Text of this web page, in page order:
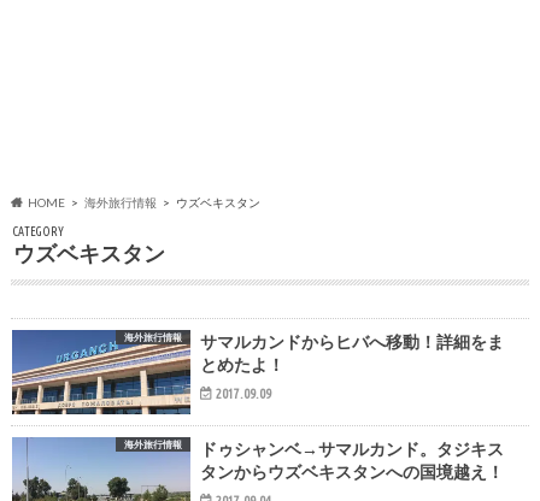
HOME 海外旅行情報 ウズベキスタン
CATEGORY
ウズベキスタン
海外旅行情報
サマルカンドからヒバへ移動！詳細をま
とめたよ！
2017.09.09
海外旅行情報
ドゥシャンベ→サマルカンド。タジキス
タンからウズベキスタンへの国境越え！